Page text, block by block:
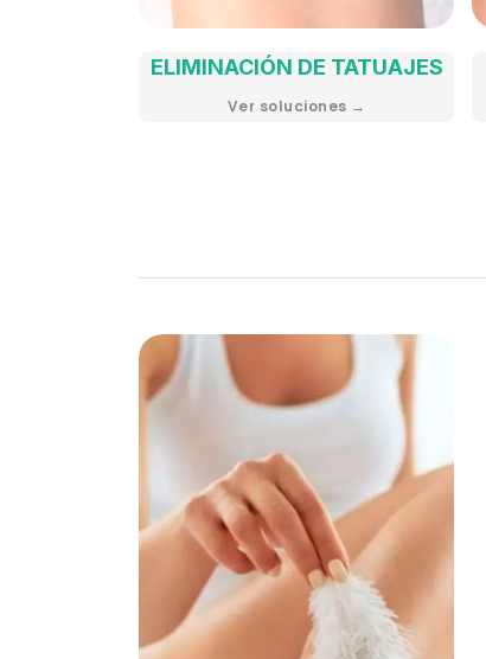
ELIMINACIÓN DE TATUAJES
Ver soluciones →